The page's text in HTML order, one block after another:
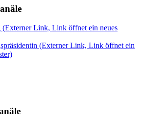
(Externer Link, Link öffnet ein neues
(Externer Link, Link öffnet ein